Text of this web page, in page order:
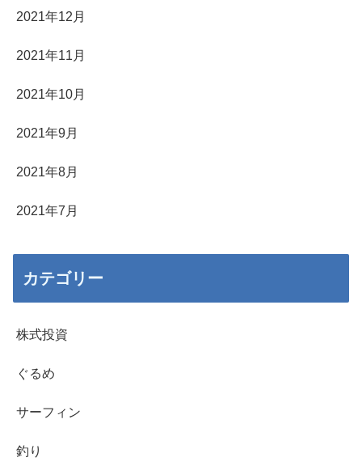
2021年12月
2021年11月
2021年10月
2021年9月
2021年8月
2021年7月
カテゴリー
株式投資
ぐるめ
サーフィン
釣り